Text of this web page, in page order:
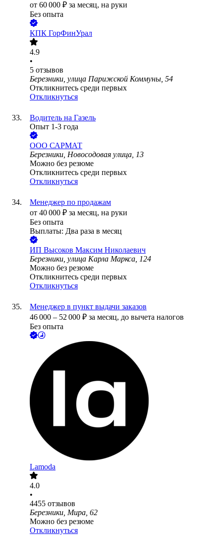
от 60 000 ₽ за месяц, на руки
Без опыта
КПК ГорФинУрал
4.9
•
5 отзывов
Березники, улица Парижской Коммуны, 54
Откликнитесь среди первых
Откликнуться
Водитель на Газель
Опыт 1-3 года
ООО САРМАТ
Березники, Новосодовая улица, 13
Можно без резюме
Откликнитесь среди первых
Откликнуться
Менеджер по продажам
от 40 000 ₽ за месяц, на руки
Без опыта
Выплаты: Два раза в месяц
ИП Высоков Максим Николаевич
Березники, улица Карла Маркса, 124
Можно без резюме
Откликнитесь среди первых
Откликнуться
Менеджер в пункт выдачи заказов
46 000 – 52 000 ₽ за месяц, до вычета налогов
Без опыта
Lamoda
4.0
•
4455 отзывов
Березники, Мира, 62
Можно без резюме
Откликнуться